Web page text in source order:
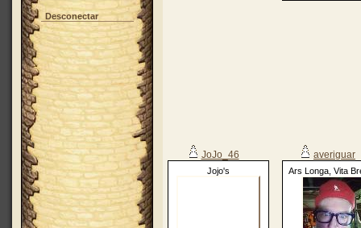
Desconectar
JoJo_46
Jojo's
averiguar
Ars Longa, Vita